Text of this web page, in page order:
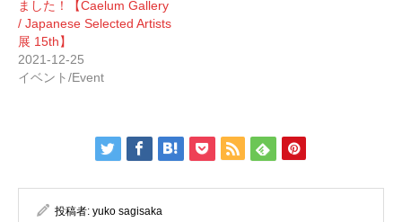
ました！【Caelum Gallery
/ Japanese Selected Artists
展 15th】
2021-12-25
イベント/Event
投稿者: yuko sagisaka